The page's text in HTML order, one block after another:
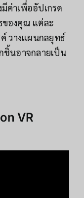
ค่าเพื่ออัปเกรด
ของคุณ แต่ละ
วางแผนกลยุทธ์
ชิ้นอาจกลายเป็น
VR